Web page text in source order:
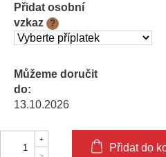
Přidat osobní
vzkaz
?
Můžeme doručit
do:
13.10.2026
Přidat do